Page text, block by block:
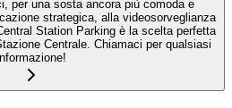
per una sosta ancora più comoda e
strategica, alla videosorveglianza
Station Parking è la scelta perfetta
Centrale. Chiamaci per qualsiasi